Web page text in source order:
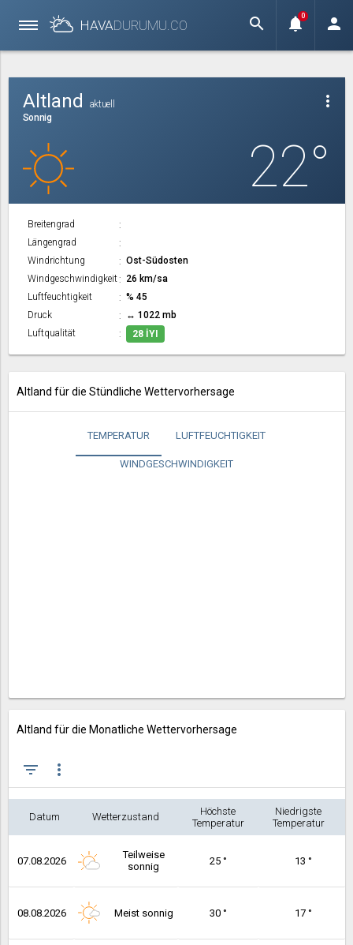
HAVADURUMU.CO search notifications
0 person
more_vert
Altland
aktuell
Sonnig
22°
Breitengrad
Längengrad
Windrichtung
Ost-Südosten
Windgeschwindigkeit
26 km/sa
Luftfeuchtigkeit
% 45
Druck
↔ 1022 mb
Luftqualität
28 İYI
Altland für die Stündliche Wettervorhersage
TEMPERATUR LUFTFEUCHTIGKEIT
WINDGESCHWINDIGKEIT
Altland für die Monatliche Wettervorhersage
filter_list more_vert
Datum Wetterzustand
Höchste
Temperatur
Niedrigste
Temperatur
07.08.2026
Teilweise
sonnig
25 ° 13 °
08.08.2026 Meist sonnig 30 ° 17 °